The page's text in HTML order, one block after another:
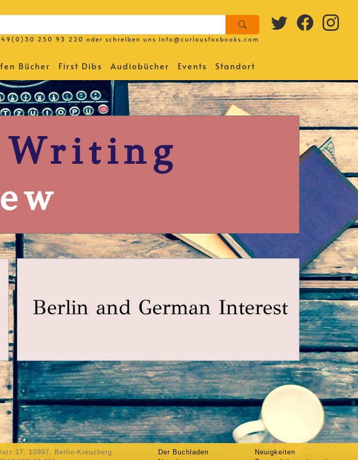
250 93 220 oder schreiben uns info@curiousfoxbooks.com
Bücher First Dibs Audiobücher Events Standort
Berlin and German Interest
17, 10997, Berlin-Kreuzberg
Der Buchladen
Neuigkeiten